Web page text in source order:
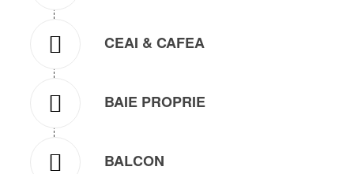
CEAI & CAFEA
BAIE PROPRIE
BALCON